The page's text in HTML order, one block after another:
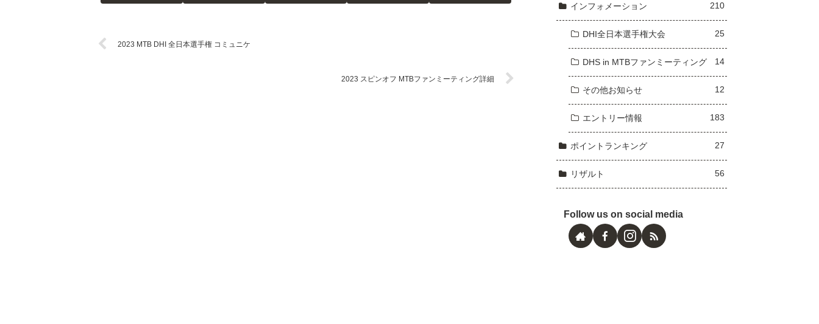
2023 MTB DHI 全日本選手権 コミュニケ
2023 スピンオフ MTBファンミーティング詳細
インフォメーション 210
DHI全日本選手権大会 25
DHS in MTBファンミーティング 14
その他お知らせ 12
エントリー情報 183
ポイントランキング 27
リザルト 56
Follow us on social media